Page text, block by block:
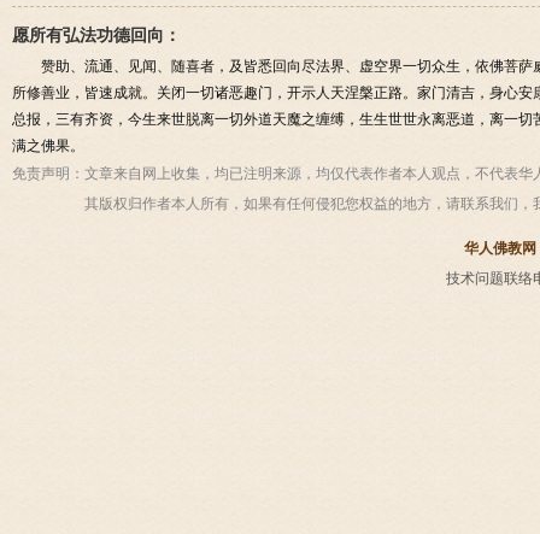
愿所有弘法功德回向：
赞助、流通、见闻、随喜者，及皆悉回向尽法界、虚空界一切众生，依佛菩
所修善业，皆速成就。关闭一切诸恶趣门，开示人天涅槃正路。家门清吉，身心
总报，三有齐资，今生来世脱离一切外道天魔之缠缚，生生世世永离恶道，离一
满之佛果。
免责声明： 文章来自网上收集，均已注明来源，均仅代表作者本人观点，不代表
其版权归作者本人所有，如果有任何侵犯您权益的地方，请联系我们，
华人佛教网
技术问题联络